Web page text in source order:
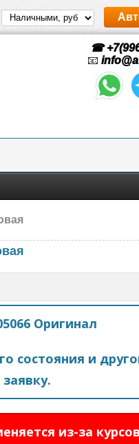
☎
📧
Оригинал
состояния и
из-за